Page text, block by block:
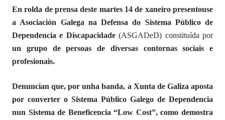
En rolda de prensa deste martes 14 de xaneiro presentouse
a Asociación Galega na Defensa do Sistema Público de
Dependencia e Discapacidade(ASGADeD) constituída por
un grupo de persoas de diversas contornas sociais e
profesionais.
Denuncian que, por unha banda, a Xunta de Galizaaposta
por converter o Sistema Público Galego de Dependencia
nun Sistema de Beneficencia “Low Cost”, comodemostra